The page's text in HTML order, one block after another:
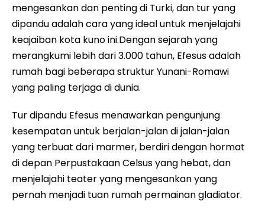
mengesankan dan penting di Turki, dan tur yang
dipandu adalah cara yang ideal untuk menjelajahi
keajaiban kota kuno ini.Dengan sejarah yang
merangkumi lebih dari 3.000 tahun, Efesus adalah
rumah bagi beberapa struktur Yunani-Romawi
yang paling terjaga di dunia.
Tur dipandu Efesus menawarkan pengunjung
kesempatan untuk berjalan-jalan di jalan-jalan
yang terbuat dari marmer, berdiri dengan hormat
di depan Perpustakaan Celsus yang hebat, dan
menjelajahi teater yang mengesankan yang
pernah menjadi tuan rumah permainan gladiator.